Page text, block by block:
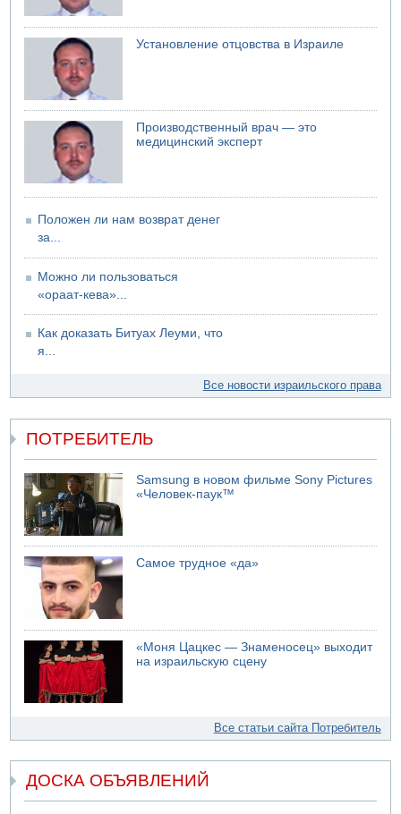
04.08.2026 19:20
районе Бейт-Шемеша вновь открыты для движения
04.08.2026 18:17
75-летний мужчина получил тяжелые ножевые ранения
в результате нападения на улице Левински в Тель-
Авиве
Установление отцовства в Израиле
Производственный врач — это
медицинский эксперт
Положен ли нам возврат денег
за...
Можно ли пользоваться
«ораат-кева»...
Как доказать Битуах Леуми, что
я...
Все новости израильского права
ПОТРЕБИТЕЛЬ
Samsung в новом фильме Sony Pictures
«Человек-паук™
Самое трудное «да»
«Моня Цацкес — Знаменосец» выходит
на израильскую сцену
Все статьи сайта Потребитель
ДОСКА ОБЪЯВЛЕНИЙ